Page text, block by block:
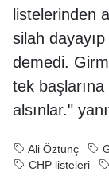
listelerinden
silah
demedi.
tek başlarına
alsınlar."
Ali Öztunç
CHP listeleri